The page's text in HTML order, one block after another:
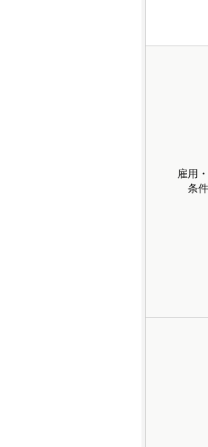
雇用
条